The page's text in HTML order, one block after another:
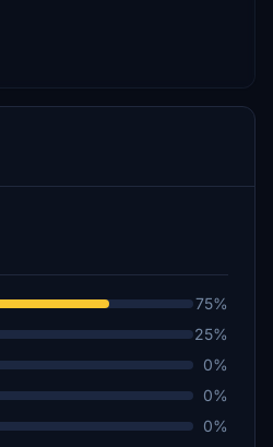
75%
25%
0%
0%
0%